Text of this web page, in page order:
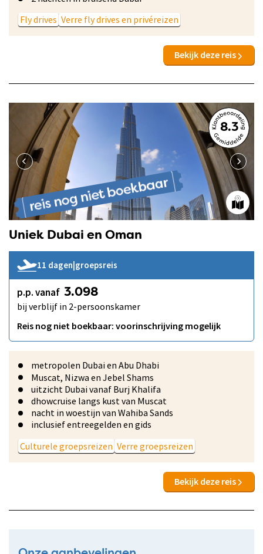
Fly drives Verre fly drives en privéreizen
Bekijk deze reis
8.3
Uniek Dubai en Oman
11 dagen groepsreis
p.p. vanaf 3.098
bij verblijf in 2-persoonskamer
Reis nog niet boekbaar: voorinschrijving mogelijk
metropolen Dubai en Abu Dhabi
Muscat, Nizwa en Jebel Shams
uitzicht Dubai vanaf Burj Khalifa
dhowcruise langs kust van Muscat
nacht in woestijn van Wahiba Sands
inclusief entreegelden en gids
Culturele groepsreizen Verre groepsreizen
Bekijk deze reis